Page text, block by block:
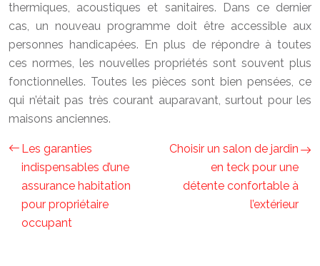
thermiques, acoustiques et sanitaires. Dans ce dernier
cas, un nouveau programme doit être accessible aux
personnes handicapées. En plus de répondre à toutes
ces normes, les nouvelles propriétés sont souvent plus
fonctionnelles. Toutes les pièces sont bien pensées, ce
qui n’était pas très courant auparavant, surtout pour les
maisons anciennes.
Les garanties
indispensables d’une
assurance habitation
pour propriétaire
occupant
Choisir un salon de jardin
en teck pour une
détente confortable à
l’extérieur